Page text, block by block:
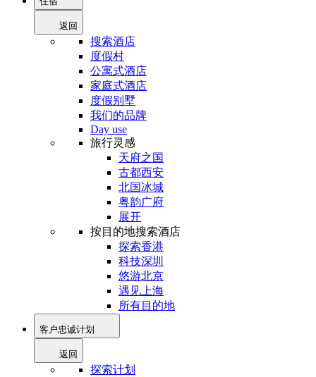
返回
搜索酒店
度假村
公寓式酒店
家庭式酒店
度假别墅
我们的品牌
Day use
旅行灵感
天府之国
古都西安
北国冰城
粤韵广府
展开
按目的地搜索酒店
探索香港
科技深圳
悠游北京
遇见上海
所有目的地
客户忠诚计划
返回
探索计划